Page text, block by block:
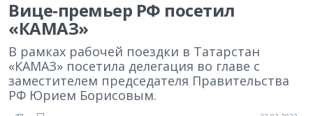
Вице-премьер РФ посетил
«КАМАЗ»
В рамках рабочей поездки в Татарстан
«КАМАЗ» посетила делегация во главе с
заместителем председателя Правительства
РФ Юрием Борисовым.